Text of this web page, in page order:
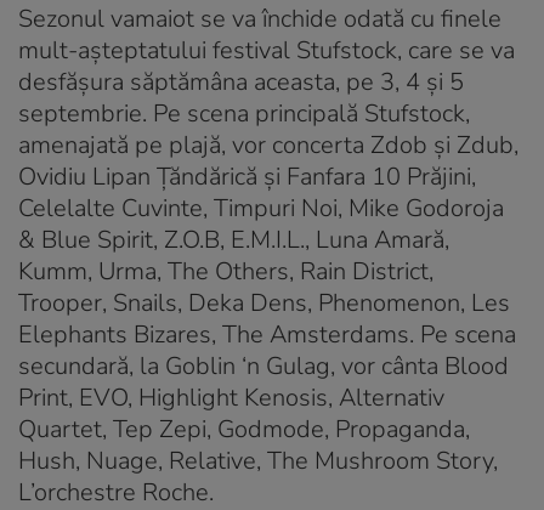
Sezonul vamaiot se va închide odată cu finele
mult-aşteptatului festival Stufstock, care se va
desfăşura săptămâna aceasta, pe 3, 4 şi 5
septembrie. Pe scena principală Stufstock,
amenajată pe plajă, vor concerta Zdob şi Zdub,
Ovidiu Lipan Ţăndărică şi Fanfara 10 Prăjini,
Celelalte Cuvinte, Timpuri Noi, Mike Godoroja
& Blue Spirit, Z.O.B, E.M.I.L., Luna Amară,
Kumm, Urma, The Others, Rain District,
Trooper, Snails, Deka Dens, Phenomenon, Les
Elephants Bizares, The Amsterdams. Pe scena
secundară, la Goblin ‘n Gulag, vor cânta Blood
Print, EVO, Highlight Kenosis, Alternativ
Quartet, Tep Zepi, Godmode, Propaganda,
Hush, Nuage, Relative, The Mushroom Story,
L’orchestre Roche.